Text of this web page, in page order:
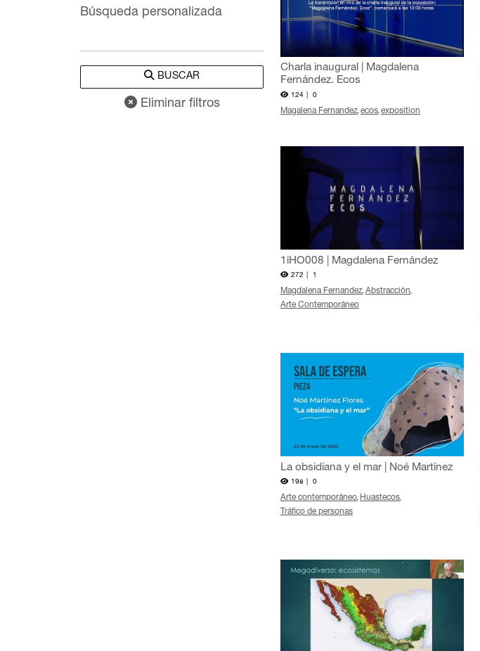
Búsqueda personalizada
BUSCAR
Eliminar filtros
Charla inaugural | Magdalena
Fernández. Ecos
124 | 0
Magalena Fernandez ecos exposition
1iHO008 | Magdalena Fernández
272 | 1
Magdalena Fernandez Abstracción
Arte Contemporáneo
La obsidiana y el mar | Noé Martínez
198 | 0
Arte contemporáneo Huastecos
Tráfico de personas